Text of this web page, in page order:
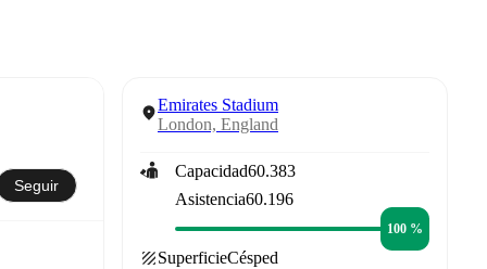
Seguir
Emirates Stadium
London, England
Capacidad60.383
Asistencia60.196
100 %
SuperficieCésped